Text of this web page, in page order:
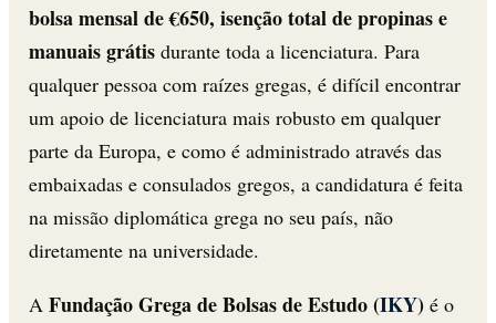
bolsa mensal de €650, isenção total de propinas e
manuais grátis durante toda a licenciatura. Para
qualquer pessoa com raízes gregas, é difícil encontrar
um apoio de licenciatura mais robusto em qualquer
parte da Europa, e como é administrado através das
embaixadas e consulados gregos, a candidatura é feita
na missão diplomática grega no seu país, não
diretamente na universidade.
A Fundação Grega de Bolsas de Estudo (IKY) é o